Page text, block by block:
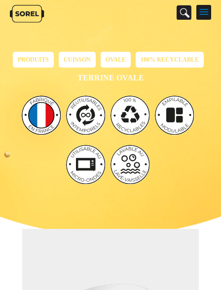
PRODUITS CUISSON OVALE 100% RECYCLABLE
TERRINE OVALE